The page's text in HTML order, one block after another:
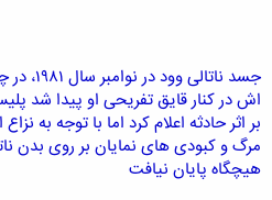
جسد
اش در کنار قایق تفریحی او پیدا شد
بر اثر حادثه اعلام کرد اما با توجه به
مرگ و کبودی های نمایان بر روی بدن
هیچگاه پایان نیافت